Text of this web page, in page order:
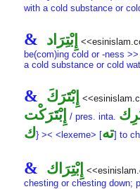
with a cold substance or
& إِبْتِرَاد
be(com)ing cold or -ness
a cold substance or cold
& إِبْتَرَكَ
إِبْتَرَكْت / pres. inta.
ك} >< <lexeme> [ته] to
& إِبْتِرَاك
chesting or chesting down;